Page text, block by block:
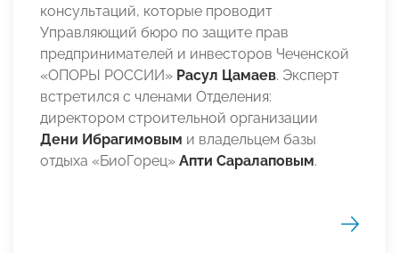
консультаций, которые проводит
Управляющий бюро по защите прав
предпринимателей и инвесторов Чеченской
«ОПОРЫ РОССИИ» Расул Цамаев. Эксперт
встретился с членами Отделения:
директором строительной организации
Дени Ибрагимовым и владельцем базы
отдыха «БиоГорец» Апти Саралаповым.